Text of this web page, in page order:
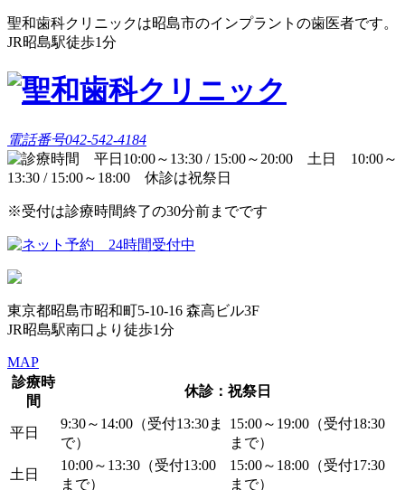
聖和歯科クリニックは昭島市のインプラントの歯医者です。
JR昭島駅徒歩1分
電話番号042-542-4184
※受付は診療時間終了の30分前までです
東京都昭島市昭和町5-10-16 森高ビル3F
JR昭島駅南口より徒歩1分
MAP
診療時
間
休診：祝祭日
平日
9:30～14:00 （受付13:30ま
で）
15:00～19:00 （受付18:30
まで）
土日
10:00～13:30 （受付13:00
まで）
15:00～18:00 （受付17:30
まで）